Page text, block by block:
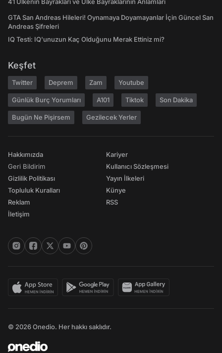
GTA San Andreas Hileleri! Oynamaya Doyamayanlar İçin Güncel San
Andreas Şifreleri
IQ Testi: IQ'unuzun Kaç Olduğunu Merak Ettiniz mi?
Keşfet
Twitter Deprem Zam Youtube
Günlük Burç Yorumları A101 Tiktok Son Dakika
Bugün Ne Pişirsem Gezilecek Yerler
Hakkımızda
Geri Bildirim
Gizlilik Politikası
Topluluk Kuralları
Reklam
İletişim
Kariyer
Kullanıcı Sözleşmesi
Yayın İlkeleri
Künye
RSS
© 2026 Onedio. Her hakkı saklıdır.